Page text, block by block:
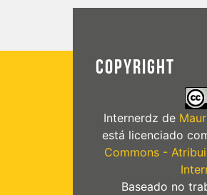
COPYRIGHT
Internerdz de
está licenciado
Commons -
Baseado no